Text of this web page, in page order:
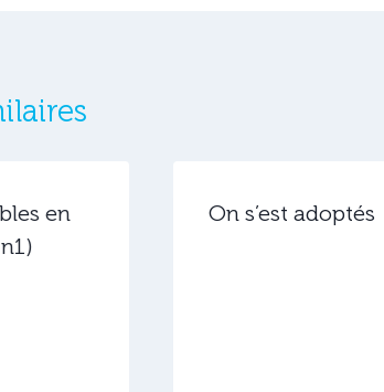
en
On s’est adoptés